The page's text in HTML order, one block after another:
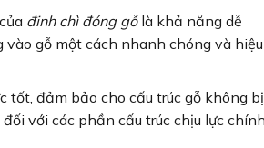
đinh chì đóng gỗlà khả năng dễ
gỗ một cách nhanh chóng và hiệu
tốt, đảm bảo cho cấu trúc gỗ không bị
với các phần cấu trúc chịu lực chính